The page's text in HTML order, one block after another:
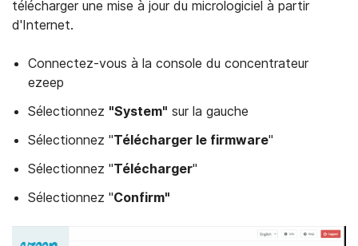
télécharger une mise à jour du micrologiciel à partir
d'Internet.
Connectez-vous à la console du concentrateur
ezeep
Sélectionnez "System" sur la gauche
Sélectionnez "Télécharger le firmware"
Sélectionnez "Télécharger"
Sélectionnez "Confirm"